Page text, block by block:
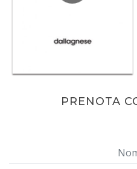
PRENOTA